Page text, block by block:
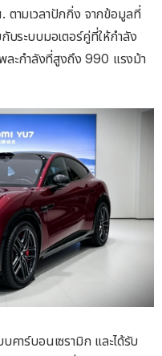
ตามเวลาปักกิ่ง จากข้อมูลที่
ระบบมอเตอร์คู่ที่ให้กำลัง
ละกำลังที่สูงถึง 990 แรงม้า
าร์บอนเซรามิก และได้รับ